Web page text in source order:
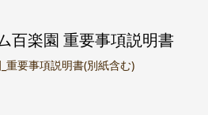
百楽園 重要事項説明書
重要事項説明書(別紙含む)